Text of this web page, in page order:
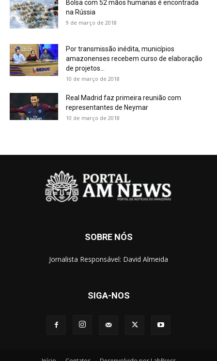
Bolsa com 52 mãos humanas é encontrada
na Rússia
9 de março de 2018
Por transmissão inédita, municípios
amazonenses recebem curso de elaboração
de projetos...
10 de março de 2018
Real Madrid faz primeira reunião com
representantes de Neymar
10 de março de 2018
SOBRE NÓS
Jornalista Responsável: David Almeida
SIGA-NOS